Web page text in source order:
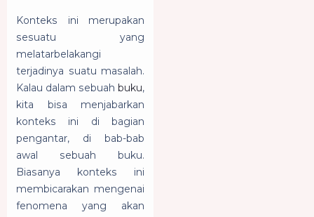
Konteks ini merupakan
sesuatu yang
melatarbelakangi
terjadinya suatu masalah.
Kalau dalam sebuah buku,
kita bisa menjabarkan
konteks ini di bagian
pengantar, di bab-bab
awal sebuah buku.
Biasanya konteks ini
membicarakan mengenai
fenomena yang akan